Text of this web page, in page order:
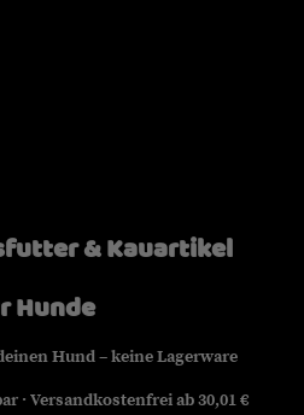
& Kauartikel
Hunde
Hund – keine Lagerware
· Versandkostenfrei ab 30,01 €